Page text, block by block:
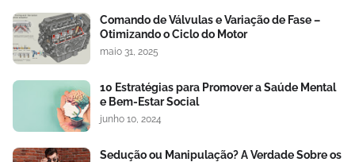
Comando de Válvulas e Variação de Fase –
Otimizando o Ciclo do Motor
maio 31, 2025
10 Estratégias para Promover a Saúde Mental
e Bem-Estar Social
junho 10, 2024
Sedução ou Manipulação? A Verdade Sobre os